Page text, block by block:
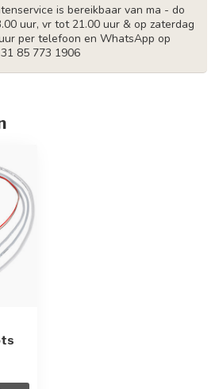
is bereikbaar van ma - do
uur, vr tot 21.00 uur & op zaterdag
per telefoon en WhatsApp op
85 773 1906